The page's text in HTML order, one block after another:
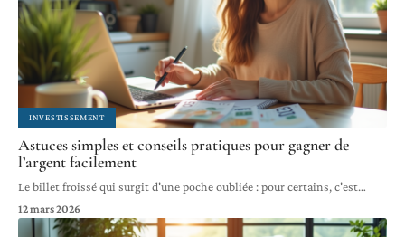
INVESTISSEMENT
Astuces simples et conseils pratiques pour gagner de
l’argent facilement
Le billet froissé qui surgit d'une poche oubliée : pour certains, c'est…
12 mars 2026